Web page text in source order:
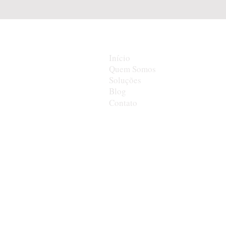
Início
Quem Somos
Soluções
Blog
Contato